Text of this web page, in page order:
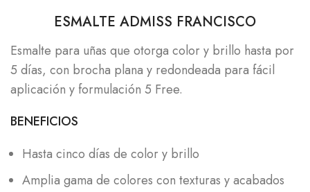
ESMALTE ADMISS FRANCISCO
Esmalte para uñas que otorga color y brillo hasta por
5 días, con brocha plana y redondeada para fácil
aplicación y formulación 5 Free.
BENEFICIOS
Hasta cinco días de color y brillo
Amplia gama de colores con texturas y acabados